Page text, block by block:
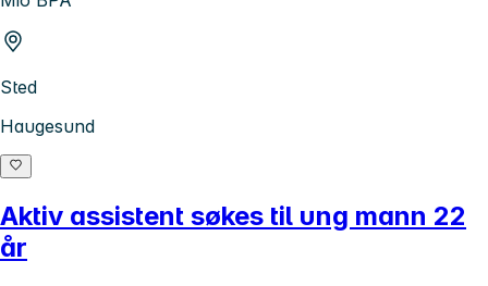
Sted
Haugesund
Aktiv assistent søkes til ung mann 22
år